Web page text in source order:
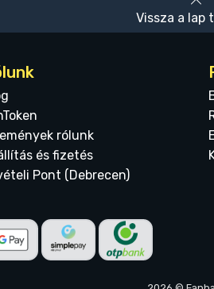
Vissza a lap
rólunk
és fizetés
Pont (Debrecen)